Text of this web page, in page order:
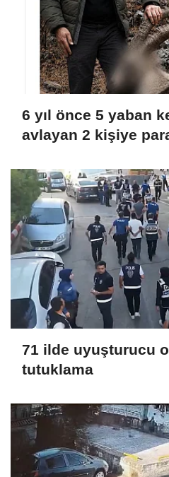
6 yıl önce 5 yaban
avlayan 2 kişiye
71 ilde uyuşturucu
tutuklama